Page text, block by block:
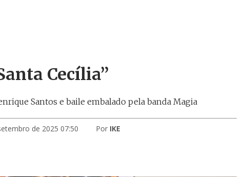
Cecília”
Santos e baile embalado pela banda Magia
de 2025 07:50 Por IKE